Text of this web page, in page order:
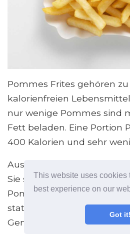
This website uses cookies
best experience on our
Got it!
Pommes Frites gehören
kalorienfreien
nur wenige Pommes sind
Fett beladen. Eine Portion
400 Kalorien und sehr
Aus diesem Grund
Sie stattdessen Ihre
Pommes machen. Oder
stattdessen einen Salat
Gemüse als Beilage